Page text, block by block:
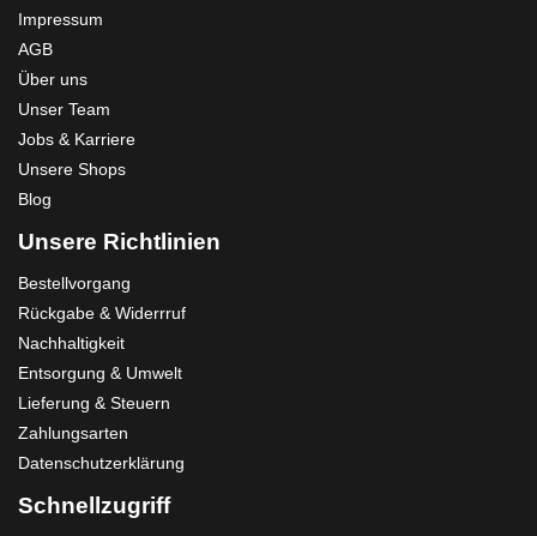
Impressum
AGB
Über uns
Unser Team
Jobs & Karriere
Unsere Shops
Blog
Unsere Richtlinien
Bestellvorgang
Rückgabe & Widerrruf
Nachhaltigkeit
Entsorgung & Umwelt
Lieferung & Steuern
Zahlungsarten
Datenschutzerklärung
Schnellzugriff